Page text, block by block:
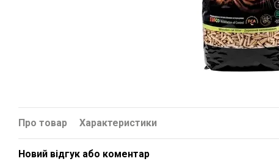
Про товар Характеристики
Новий відгук або коментар